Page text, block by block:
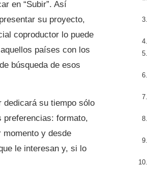
en “Subir”. Así
su proyecto,
coproductor lo puede
países con los
búsqueda de esos
dedicará su tiempo sólo
preferencias: formato,
y desde
le interesan y, si lo